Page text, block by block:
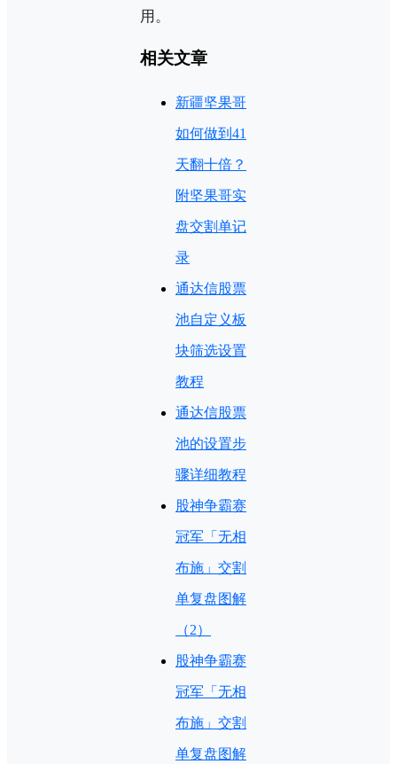
用。
相关文章
新疆坚果哥
如何做到41
天翻十倍？
附坚果哥实
盘交割单记
录
通达信股票
池自定义板
块筛选设置
教程
通达信股票
池的设置步
骤详细教程
股神争霸赛
冠军「无相
布施」交割
单复盘图解
（2）
股神争霸赛
冠军「无相
布施」交割
单复盘图解